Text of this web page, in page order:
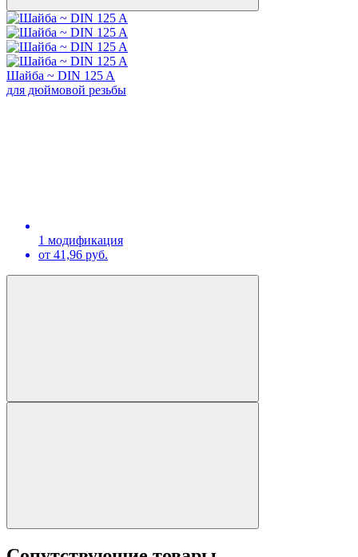
Шайба ~ DIN 125 A
для дюймовой резьбы
1 модификация
от 41,96 руб.